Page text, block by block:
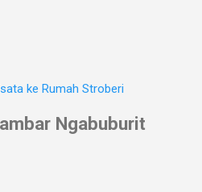
ke Rumah Stroberi
Ngabuburit